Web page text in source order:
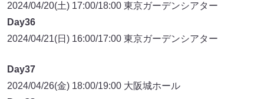
2024/04/20(土) 17:00/18:00 東京ガーデンシアター
Day36
2024/04/21(日) 16:00/17:00 東京ガーデンシアター
Day37
2024/04/26(金) 18:00/19:00 大阪城ホール